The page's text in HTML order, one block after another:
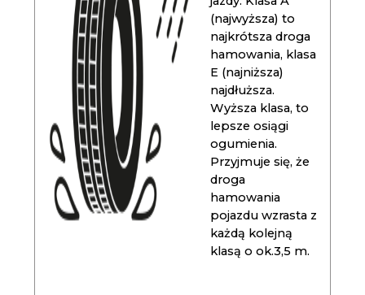
(najwyższa) to
najkrótsza droga
hamowania, klasa
E (najniższa)
najdłuższa.
Wyższa klasa, to
lepsze osiągi
ogumienia.
Przyjmuje się, że
droga
hamowania
pojazdu wzrasta z
każdą kolejną
klasą o ok.3,5 m.